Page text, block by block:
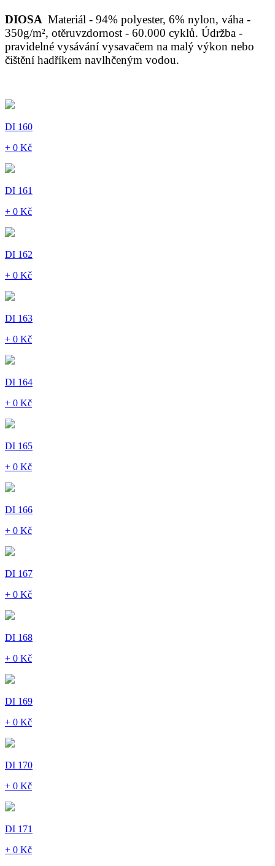
DIOSA Materiál - 94% polyester, 6% nylon, váha -
350g/m², otěruvzdornost - 60.000 cyklů. Údržba -
pravidelné vysávání vysavačem na malý výkon nebo
čištění hadříkem navlhčeným vodou.
DI 160
+ 0 Kč
DI 161
+ 0 Kč
DI 162
+ 0 Kč
DI 163
+ 0 Kč
DI 164
+ 0 Kč
DI 165
+ 0 Kč
DI 166
+ 0 Kč
DI 167
+ 0 Kč
DI 168
+ 0 Kč
DI 169
+ 0 Kč
DI 170
+ 0 Kč
DI 171
+ 0 Kč